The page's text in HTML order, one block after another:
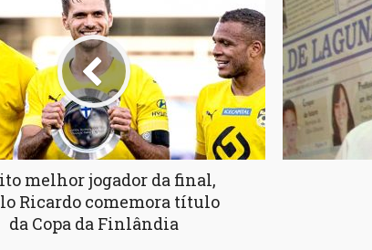
melhor jogador da final,
Ricardo comemora título
da Copa da Finlândia